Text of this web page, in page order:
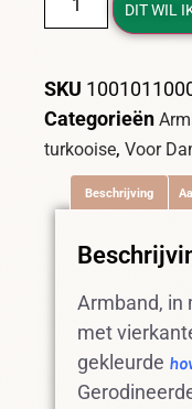
DIT WIL
SKU
Categorieën
turkooise, Voor
Beschrijving
Armband, in
met
gekleurde